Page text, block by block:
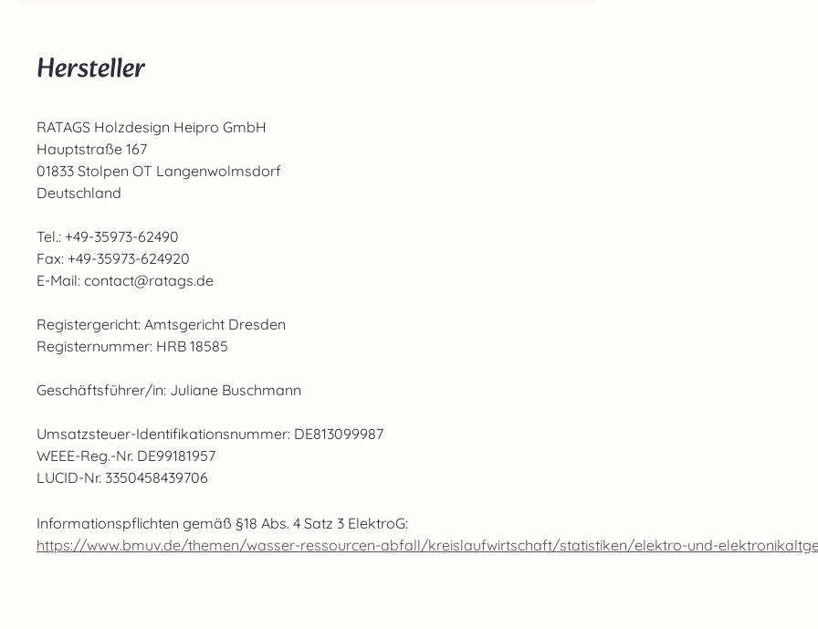
Hersteller
RATAGS Holzdesign Heipro GmbH
Hauptstraße 167
01833 Stolpen OT Langenwolmsdorf
Deutschland
Tel.: +49-35973-62490
Fax: +49-35973-624920
E-Mail: contact@ratags.de
Registergericht: Amtsgericht Dresden
Registernummer: HRB 18585
Geschäftsführer/in: Juliane Buschmann
Umsatzsteuer-Identifikationsnummer: DE813099987
WEEE-Reg.-Nr. DE99181957
LUCID-Nr. 3350458439706
Informationspflichten gemäß §18 Abs. 4 Satz 3 ElektroG:
https://www.bmuv.de/themen/wasser-ressourcen-abfall/kreislaufwirtschaft/statistiken/elektro-und-